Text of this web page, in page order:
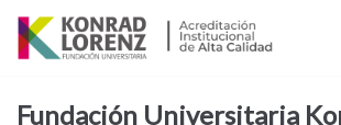
Saltar
al
Fundación Universitaria